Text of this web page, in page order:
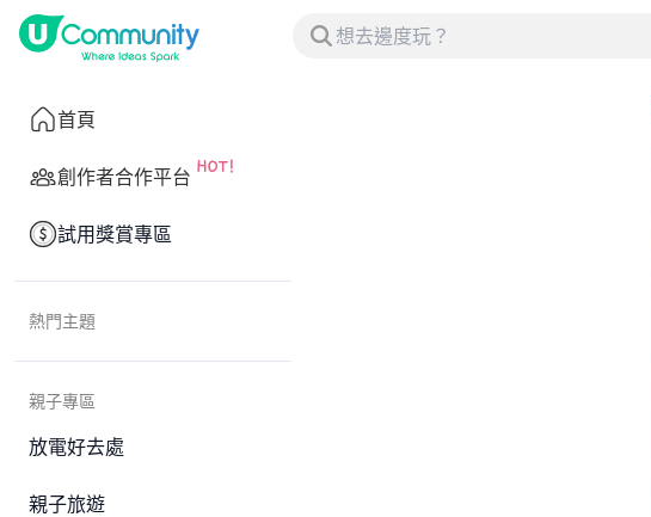
首頁
創作者合作平台
試用獎賞專區
熱門主題
親子專區
放電好去處
親子旅遊